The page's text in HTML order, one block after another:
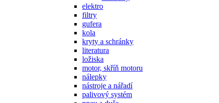
elektro
filtry
gufera
kola
kryty a schránky
literatura
ložiska
motor, skříň motoru
nálepky
nástroje a nářadí
palivový systém